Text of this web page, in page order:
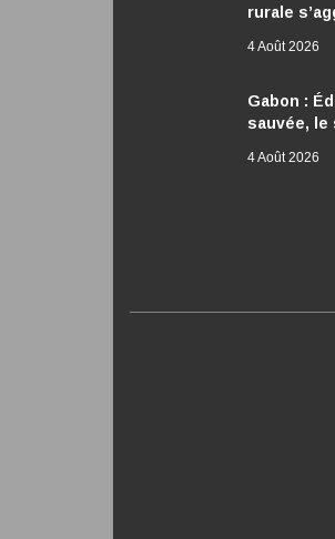
rurale
4 Août 2026
Gabon :
sauvée, le
4 Août 2026